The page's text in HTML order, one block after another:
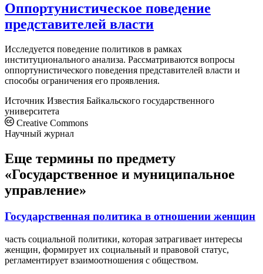
Оппортунистическое поведение
представителей власти
Исследуется поведение политиков в рамках
институционального анализа. Рассматриваются вопросы
оппортунистического поведения представителей власти и
способы ограничения его проявления.
Источник Известия Байкальского государственного
университета
Creative Commons
Научный журнал
Еще термины по предмету
«Государственное и муниципальное
управление»
Государственная политика в отношении женщин
часть социальной политики, которая затрагивает интересы
женщин, формирует их социальный и правовой статус,
регламентирует взаимоотношения с обществом.